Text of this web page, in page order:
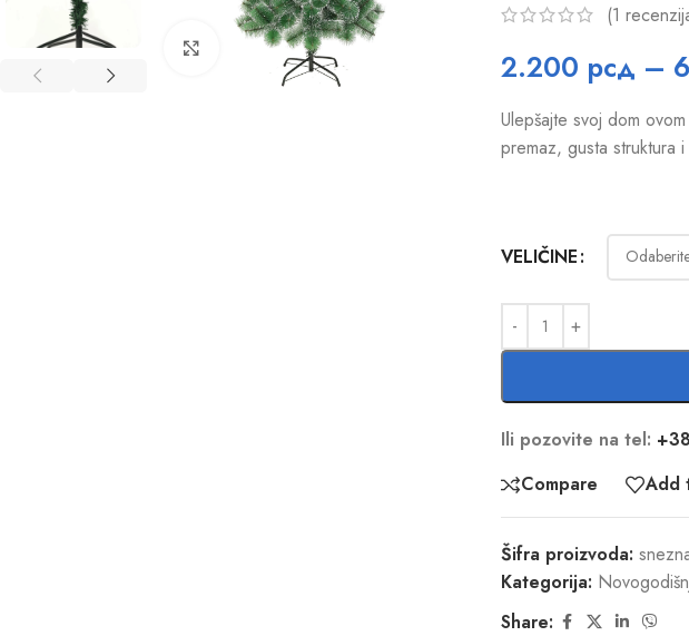
Click to enlarge
(1
2.200 рсд –
Ulepšajte svoj dom ovom
premaz, gusta struktura
VELIČINE
Ili pozovite na tel:
Compare
Add
Šifra proizvoda:
Kategorija:
Share: